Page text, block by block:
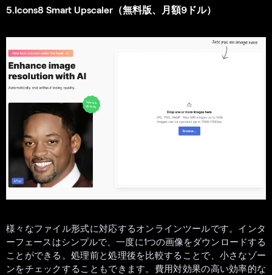
5.Icons8 Smart Upscaler（無料版、月額9ドル）
様々なファイル形式に対応するオンラインツールです。インタ
ーフェースはシンプルで、一度に1つの画像をダウンロードする
ことができる。処理前と処理後を比較することで、小さなゾー
ンをチェックすることもできます。費用対効果の高い効率的な